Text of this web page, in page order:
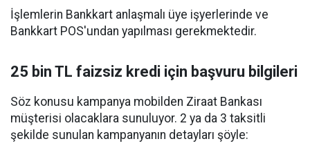
İşlemlerin Bankkart anlaşmalı üye işyerlerinde ve
Bankkart POS'undan yapılması gerekmektedir.
25 bin TL faizsiz kredi için başvuru bilgileri
Söz konusu kampanya mobilden Ziraat Bankası
müşterisi olacaklara sunuluyor. 2 ya da 3 taksitli
şekilde sunulan kampanyanın detayları şöyle: